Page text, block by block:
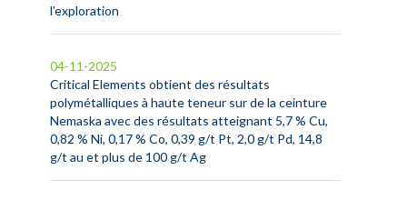
l’exploration
Critical Elements obtient des résultats
polymétalliques à haute teneur sur de la ceinture
Nemaska avec des résultats atteignant 5,7 % Cu,
0,82 % Ni, 0,17 % Co, 0,39 g/t Pt, 2,0 g/t Pd, 14,8
g/t au et plus de 100 g/t Ag
04-11-2025